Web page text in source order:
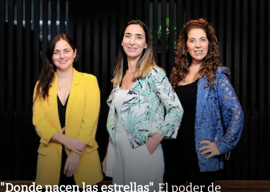
"Donde nacen las estrellas". El poder de